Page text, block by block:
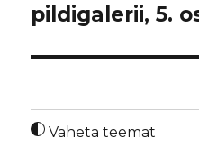
pildigalerii, 5.
Vaheta teemat